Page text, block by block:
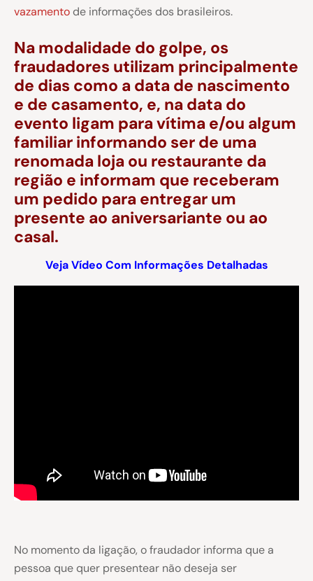
vazamentode informações dos brasileiros.
Na modalidade do golpe, os
fraudadores utilizam principalmente
de dias como a data de nascimento
e de casamento, e, na data do
evento ligam para vítima e/ou algum
familiar informando ser de uma
renomada loja ou restaurante da
região e informam que receberam
um pedido para entregar um
presente ao aniversariante ou ao
casal.
Veja Vídeo Com Informações Detalhadas
No momento da ligação, o fraudador informa que a
pessoa que quer presentear não deseja ser